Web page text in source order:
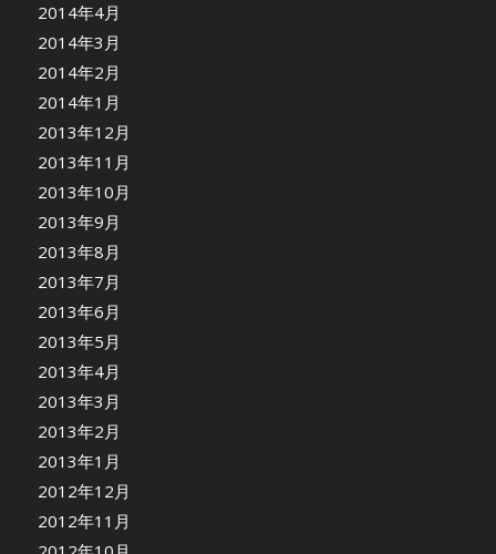
2014年4月
2014年3月
2014年2月
2014年1月
2013年12月
2013年11月
2013年10月
2013年9月
2013年8月
2013年7月
2013年6月
2013年5月
2013年4月
2013年3月
2013年2月
2013年1月
2012年12月
2012年11月